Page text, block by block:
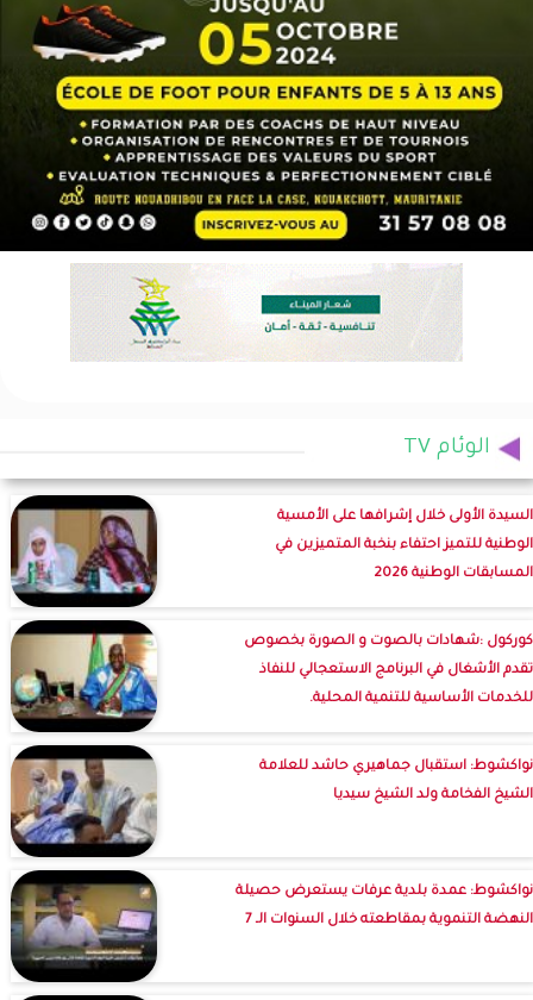
الوئام TV
السيدة الأولى خلال إشرافها على الأمسية
الوطنية للتميز احتفاء بنخبة المتميزين في
المسابقات الوطنية 2026
كوركول :شهادات بالصوت و الصورة بخصوص
تقدم الأشغال في البرنامج الاستعجالي للنفاذ
للخدمات الأساسية للتنمية المحلية.
نواكشوط: استقبال جماهيري حاشد للعلامة
الشيخ الفخامة ولد الشيخ سيديا
نواكشوط: عمدة بلدية عرفات يستعرض حصيلة
النهضة التنموية بمقاطعته خلال السنوات الـ 7